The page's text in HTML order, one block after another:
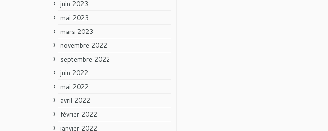
juin 2023
mai 2023
mars 2023
novembre 2022
septembre 2022
juin 2022
mai 2022
avril 2022
février 2022
janvier 2022